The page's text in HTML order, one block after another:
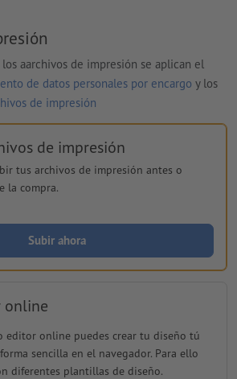
aarchivos de impresión se aplican el
de datos personales por encargo y los
de impresión
de impresión
tus archivos de impresión antes o
la compra.
Subir ahora
online
editor online puedes crear tu diseño tú
sencilla en el navegador. Para ello
diferentes plantillas de diseño.